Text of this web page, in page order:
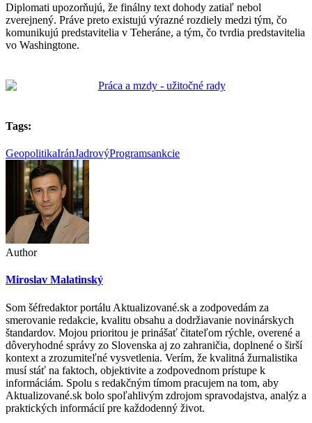
Diplomati upozorňujú, že finálny text dohody zatiaľ nebol
zverejnený. Práve preto existujú výrazné rozdiely medzi tým, čo
komunikujú predstavitelia v Teheráne, a tým, čo tvrdia predstavitelia
vo Washingtone.
Tags:
GeopolitikaIránJadrovýProgramsankcie
Author
Miroslav Malatinský
Som šéfredaktor portálu Aktualizované.sk a zodpovedám za
smerovanie redakcie, kvalitu obsahu a dodržiavanie novinárskych
štandardov. Mojou prioritou je prinášať čitateľom rýchle, overené a
dôveryhodné správy zo Slovenska aj zo zahraničia, doplnené o širší
kontext a zrozumiteľné vysvetlenia. Verím, že kvalitná žurnalistika
musí stáť na faktoch, objektivite a zodpovednom prístupe k
informáciám. Spolu s redakčným tímom pracujem na tom, aby
Aktualizované.sk bolo spoľahlivým zdrojom spravodajstva, analýz a
praktických informácií pre každodenný život.